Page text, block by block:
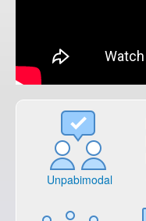
Unpabimodal